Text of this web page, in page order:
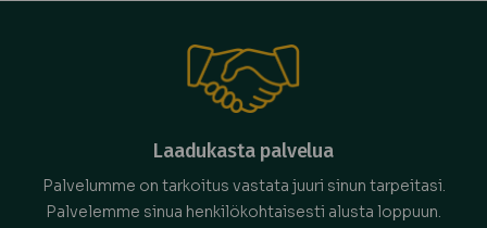
Laadukasta palvelua
Palvelumme on tarkoitus vastata juuri sinun tarpeitasi.
Palvelemme sinua henkilökohtaisesti alusta loppuun.